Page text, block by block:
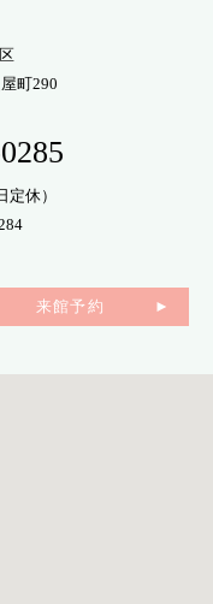
町290
休）
来館予約